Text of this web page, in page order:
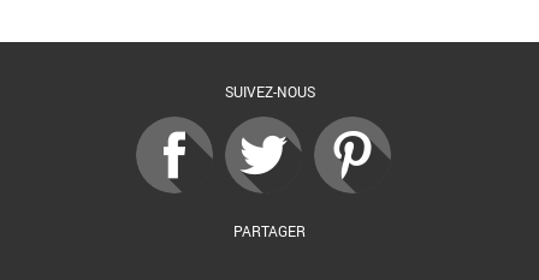
SUIVEZ-NOUS
PARTAGER